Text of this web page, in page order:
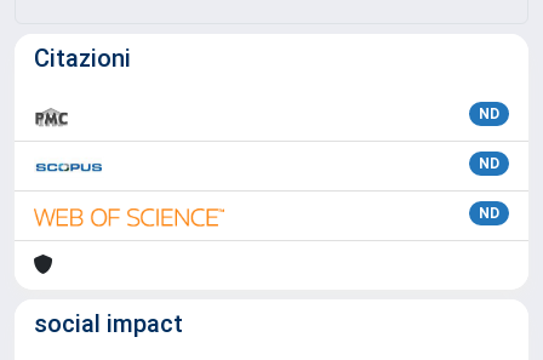
Citazioni
ND
ND
ND
social impact